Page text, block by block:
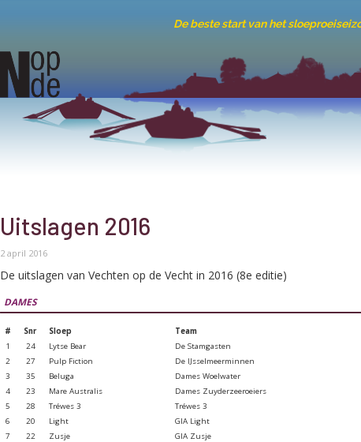
De beste start van het
Uitslagen 2016
2 april 2016
De uitslagen van Vechten op de Vecht in 2016 (8e editie)
DAMES
# Snr Sloep Team
1
24 Lytse Bear De Stamgasten
2
27 Pulp Fiction De IJsselmeerminnen
3
35 Beluga Dames Woelwater
4
23 Mare Australis Dames Zuyderzeeroeiers
5
28 Tréwes 3 Tréwes 3
6
20 Light GIA Light
7
22 Zusje GIA Zusje